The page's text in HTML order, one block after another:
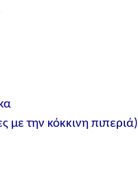
με την κόκκινη πιπεριά)